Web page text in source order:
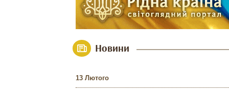
Новини
13 Лютого